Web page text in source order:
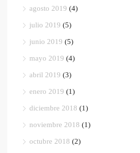
agosto 2019 (4)
julio 2019 (5)
junio 2019 (5)
mayo 2019 (4)
abril 2019 (3)
enero 2019 (1)
diciembre 2018 (1)
noviembre 2018 (1)
octubre 2018 (2)